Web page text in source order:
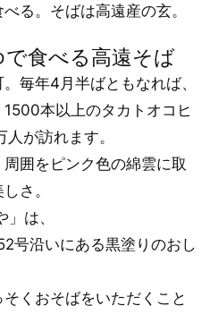
る。そばは高遠産の玄。
食べる高遠そば
毎年4月半ばともなれば、
1500本以上のタカトオコヒ
が訪れます。
囲をピンク色の綿雲に取
さ。
は、
号沿いにある黒塗りのおし
くおそばをいただくこと